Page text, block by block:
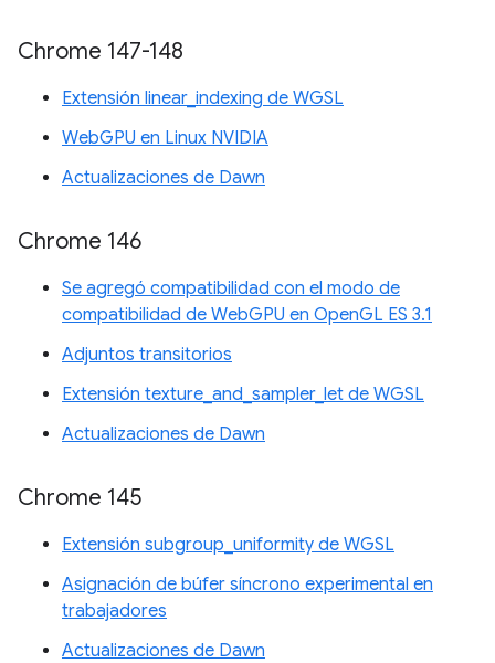
Chrome 147-148
Extensión linear_indexing de WGSL
WebGPU en Linux NVIDIA
Actualizaciones de Dawn
Chrome 146
Se agregó compatibilidad con el modo de
compatibilidad de WebGPU en OpenGL ES 3.1
Adjuntos transitorios
Extensión texture_and_sampler_let de WGSL
Actualizaciones de Dawn
Chrome 145
Extensión subgroup_uniformity de WGSL
Asignación de búfer síncrono experimental en
trabajadores
Actualizaciones de Dawn